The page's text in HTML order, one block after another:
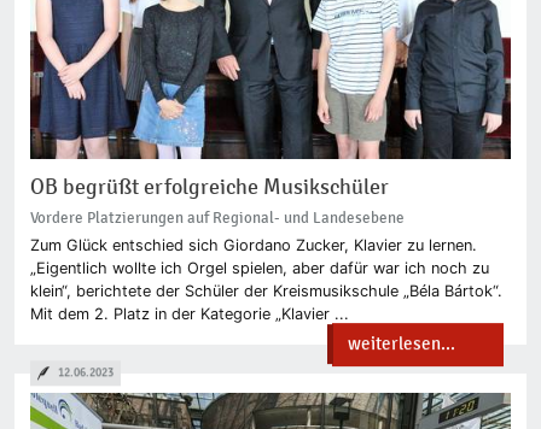
OB begrüßt erfolgreiche Musikschüler
Vordere Platzierungen auf Regional- und Landesebene
Zum Glück entschied sich Giordano Zucker, Klavier zu lernen.
„Eigentlich wollte ich Orgel spielen, aber dafür war ich noch zu
klein“, berichtete der Schüler der Kreismusikschule „Béla Bártok“.
Mit dem 2. Platz in der Kategorie „Klavier ...
weiterlesen...
12.06.2023